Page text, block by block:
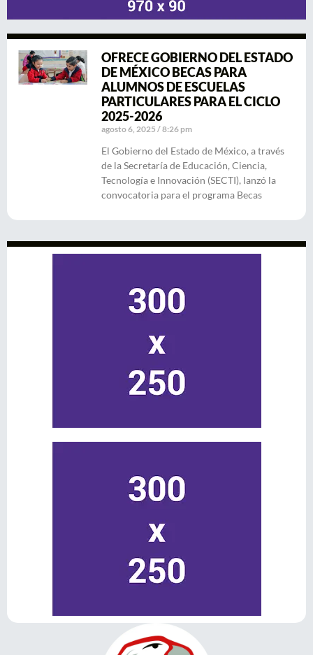
OFRECE GOBIERNO DEL ESTADO
DE MÉXICO BECAS PARA
ALUMNOS DE ESCUELAS
PARTICULARES PARA EL CICLO
2025-2026
agosto 6, 2025 8:26 pm
El Gobierno del Estado de México, a través
de la Secretaría de Educación, Ciencia,
Tecnología e Innovación (SECTI), lanzó la
convocatoria para el programa Becas